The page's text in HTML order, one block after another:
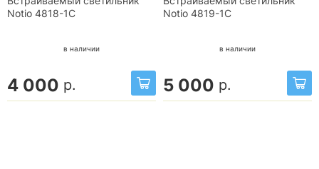
Notio 4818-1C
в наличии
4 000 р.
Notio 4819-1C
в наличии
5 000 р.